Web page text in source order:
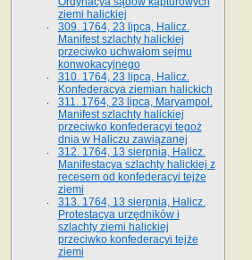
ziemi halickiej
309. 1764, 23 lipca, Halicz.
Manifest szlachty halickiej
przeciwko uchwałom sejmu
konwokacyjnego
310. 1764, 23 lipca, Halicz.
Konfederacya ziemian halickich
311. 1764, 23 lipca, Maryampol.
Manifest szlachty halickiej
przeciwko konfederacyi tegoż
dnia w Haliczu zawiązanej
312. 1764, 13 sierpnia, Halicz.
Manifestacya szlachty halickiej z
recesem od konfederacyi tejże
ziemi
313. 1764, 13 sierpnia, Halicz.
Protestacya urzędników i
szlachty ziemi halickiej
przeciwko konfederacyi tejże
ziemi